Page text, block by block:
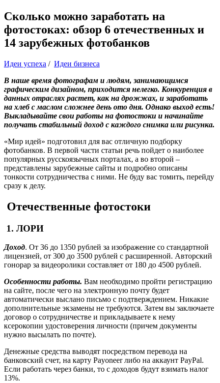
Сколько можно заработать на
фотостоках: обзор 6 отечественных и
14 зарубежных фотобанков
Идеи успеха / Идеи бизнеса
В наше время фотографам и людям, занимающимся
графическим дизайном, приходится нелегко. Конкуренция в
данных отраслях растет, как на дрожжах, и заработать
на хлеб с маслом сложнее день ото дня. Однако выход есть!
Выкладывайте свои работы на фотостоки и начинайте
получать стабильный доход с каждого снимка или рисунка.
«Мир идей» подготовил для вас отличную подборку
фотобанков. В первой части статьи речь пойдет о наиболее
популярных русскоязычных порталах, а во второй –
представлены зарубежные сайты и подробно описаны
тонкости сотрудничества с ними. Не буду вас томить, перейду
сразу к делу.
Отечественные фотостоки
1. ЛОРИ
Доход. От 36 до 1350 рублей за изображение со стандартной
лицензией, от 300 до 3500 рублей с расширенной. Авторский
гонорар за видеоролики составляет от 180 до 4500 рублей.
Особенности работы. Вам необходимо пройти регистрацию
на сайте, после чего на электронную почту будет
автоматически выслано письмо с подтверждением. Никакие
дополнительные экзамены не требуются. Затем вы заключаете
договор о сотрудничестве и прикладываете к нему
ксерокопии удостоверения личности (причем документы
нужно высылать по почте).
Денежные средства выводят посредством перевода на
банковский счет, на карту Payoneer либо на аккаунт PayPal.
Если работать через банки, то с доходов будут взимать налог
13%.